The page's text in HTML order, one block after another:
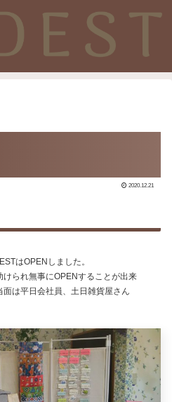
2020.12.21
はOPENしました。
られ無事にOPENすることが出来
は平日会社員、土日雑貨屋さん